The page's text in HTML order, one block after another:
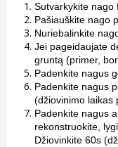
Sutvarkykite nago
Pašiauškite nago
Nuriebalinkite
Jei pageidaujate
gruntą (primer,
Padenkite nagus
Padenkite nagus
(džiovinimo laikas
Padenkite nagus
rekonstruokite,
Džiovinkite 60s